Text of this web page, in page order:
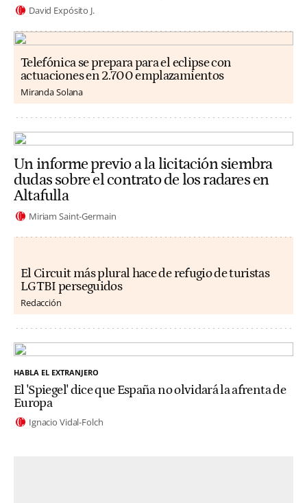
David Expósito J.
Telefónica se prepara para el eclipse con
actuaciones en 2.700 emplazamientos
Miranda Solana
Un informe previo a la licitación siembra
dudas sobre el contrato de los radares en
Altafulla
Miriam Saint-Germain
El Circuit más plural hace de refugio de turistas
LGTBI perseguidos
Redacción
HABLA EL EXTRANJERO
El 'Spiegel' dice que España no olvidará la afrenta de
Europa
Ignacio Vidal-Folch